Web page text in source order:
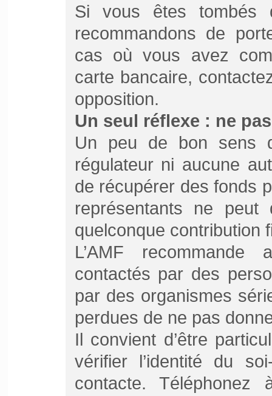
Si vous êtes tombés
recommandons de
cas où vous avez
carte bancaire,
opposition.
Un seul réflexe : ne
Un peu de bon sens
régulateur ni aucune
de récupérer des fonds
représentants ne peut
quelconque contribution
L’AMF
contactés par des
par des organismes
perdues de ne pas
Il convient d’être
vérifier l’identité du
contacte.